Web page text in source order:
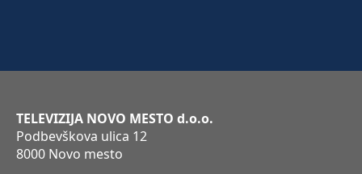
TELEVIZIJA NOVO MESTO d.o.o.
Podbevškova ulica 12
8000 Novo mesto